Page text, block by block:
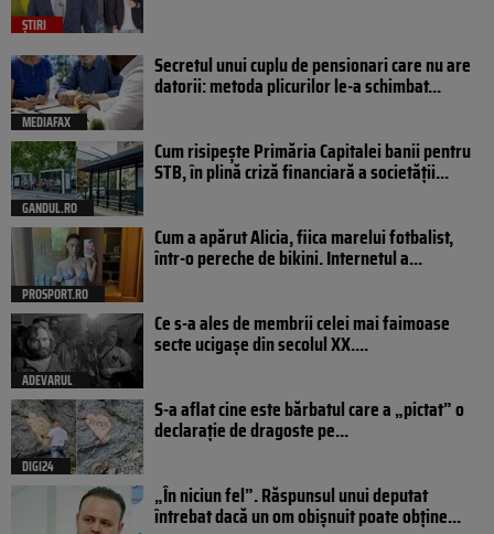
ȘTIRI
MEDIAFAX
Secretul unui cuplu de pensionari care nu are
datorii: metoda plicurilor le-a schimbat...
GANDUL.RO
Cum risipește Primăria Capitalei banii pentru
STB, în plină criză financiară a societății...
PROSPORT.RO
Cum a apărut Alicia, fiica marelui fotbalist,
într-o pereche de bikini. Internetul a...
ADEVARUL
Ce s-a ales de membrii celei mai faimoase
secte ucigașe din secolul XX....
DIGI24
S-a aflat cine este bărbatul care a „pictat” o
declarație de dragoste pe...
„În niciun fel”. Răspunsul unui deputat
întrebat dacă un om obișnuit poate obține...